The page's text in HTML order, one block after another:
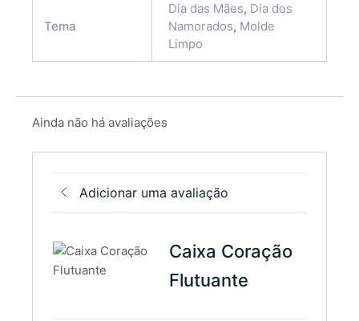
Tema
Dia das Mães, Dia dos
Namorados, Molde
Limpo
Ainda não há avaliações
Adicionar uma avaliação
Caixa Coração
Flutuante